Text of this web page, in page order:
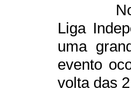
No dia
Liga
uma
evento
volta das